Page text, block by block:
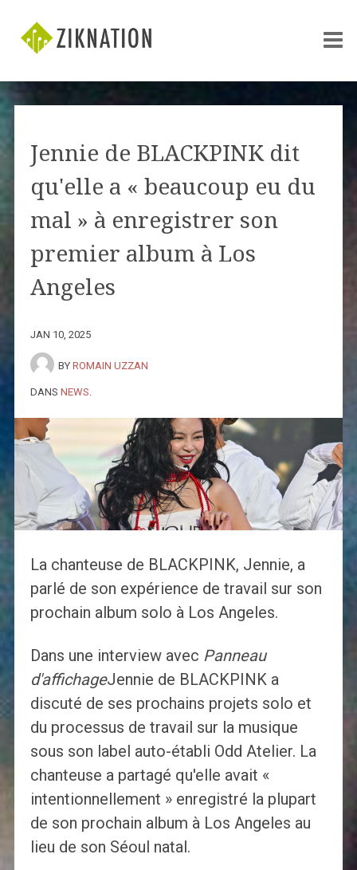
Jennie de BLACKPINK dit
qu'elle a « beaucoup eu du
mal » à enregistrer son
premier album à Los
Angeles
JAN 10, 2025
BY ROMAIN UZZAN
DANS NEWS
La chanteuse de BLACKPINK, Jennie, a
parlé de son expérience de travail sur son
prochain album solo à Los Angeles.
Dans une interview avec Panneau
d'affichageJennie de BLACKPINK a
discuté de ses prochains projets solo et
du processus de travail sur la musique
sous son label auto-établi Odd Atelier. La
chanteuse a partagé qu'elle avait «
intentionnellement » enregistré la plupart
de son prochain album à Los Angeles au
lieu de son Séoul natal.